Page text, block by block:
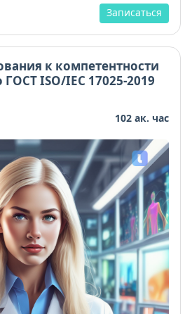
Записаться
к компетентности
ISO/IEC 17025-2019
102 ак. час